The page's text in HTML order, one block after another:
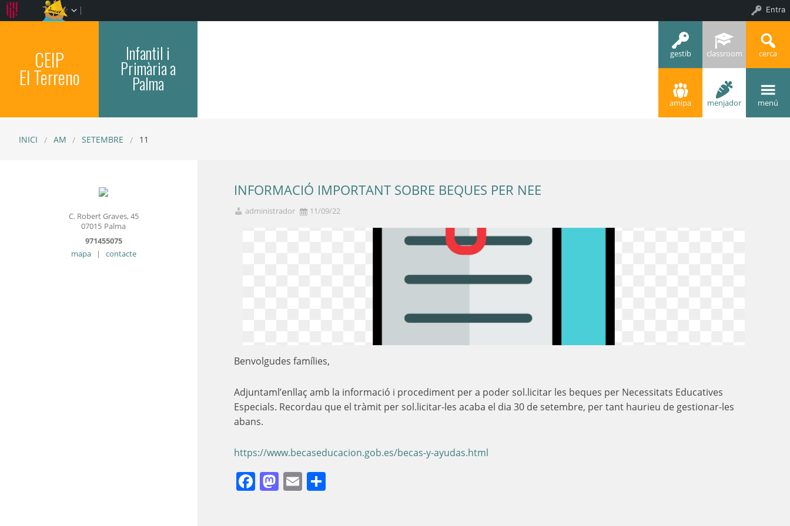
CEIP
El Terreno
Infantil i
Primària a
Palma
gestib classroom cerca
amipa menjador menú
INICI AM SETEMBRE 11
INFORMACIÓ IMPORTANT SOBRE BEQUES PER NEE
administrador 11/09/22
Benvolgudes famílies,
Adjuntaml’enllaç amb la informació i procediment per a poder sol.licitar les beques per Necessitats Educatives
Especials. Recordau que el tràmit per sol.licitar-les acaba el dia 30 de setembre, per tant haurieu de gestionar-les
abans.
https://www.becaseducacion.gob.es/becas-y-ayudas.html
Facebook
Mastodon
Email
C. Robert Graves, 45
07015 Palma
971455075
mapa
| contacte
Entra